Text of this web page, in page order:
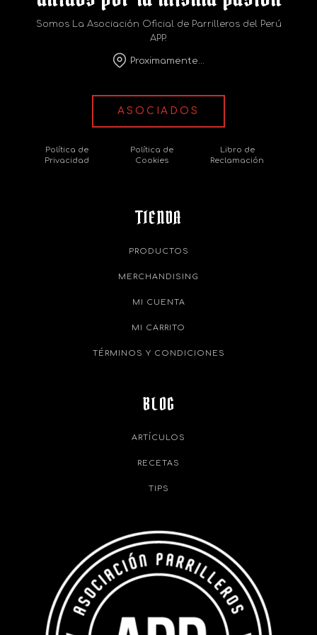
Somos La Asociación Oficial de Parrilleros del Perú
APP.
Proximamente...
ASOCIADOS
Política de
Privacidad
Política de
Cookies
Libro de
Reclamación
TIENDA
PRODUCTOS
MERCHANDISING
MI CUENTA
MI CARRITO
TÉRMINOS Y CONDICIONES
BLOG
ARTÍCULOS
RECETAS
TIPS